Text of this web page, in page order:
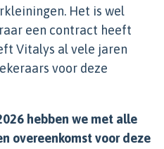
Het is wel
een contract heeft
Vitalys al vele jaren
voor deze
hebben we met alle
overeenkomst voor deze